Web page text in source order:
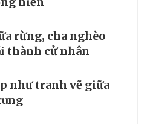
rừng, cha nghèo
thành cử nhân
như tranh vẽ giữa